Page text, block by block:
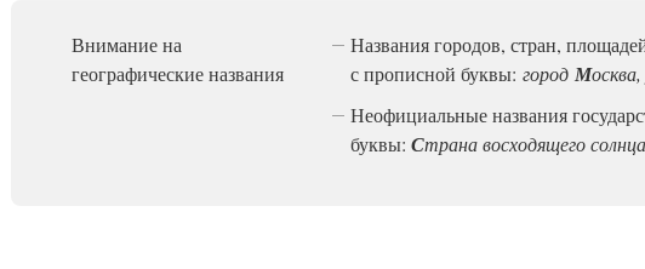
Внимание на
географические названия
Названия городов, стран,
с прописной буквы: город Москва,
Неофициальные названия
буквы: Страна восходящего солнца